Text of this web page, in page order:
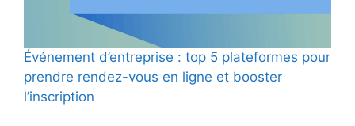
Événement d’entreprise : top 5 plateformes pour
prendre rendez-vous en ligne et booster
l’inscription